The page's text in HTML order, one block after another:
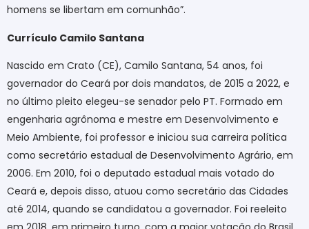
homens se libertam em comunhão”.
Currículo Camilo Santana
Nascido em Crato (CE), Camilo Santana, 54 anos, foi
governador do Ceará por dois mandatos, de 2015 a 2022, e
no último pleito elegeu-se senador pelo PT. Formado em
engenharia agrônoma e mestre em Desenvolvimento e
Meio Ambiente, foi professor e iniciou sua carreira política
como secretário estadual de Desenvolvimento Agrário, em
2006. Em 2010, foi o deputado estadual mais votado do
Ceará e, depois disso, atuou como secretário das Cidades
até 2014, quando se candidatou a governador. Foi reeleito